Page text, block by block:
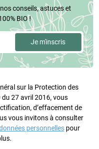
conseils, astuces et
BIO !
sur la Protection des
du 27 avril 2016, vous
d’effacement de
vous invitons à consulter
personnellespour